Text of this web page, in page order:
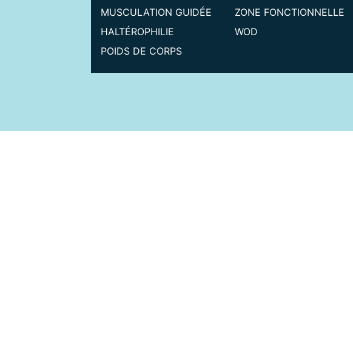
MUSCULATION GUIDÉE
HALTÉROPHILIE
POIDS DE CORPS
ZONE FONCTIONNELLE
WOD